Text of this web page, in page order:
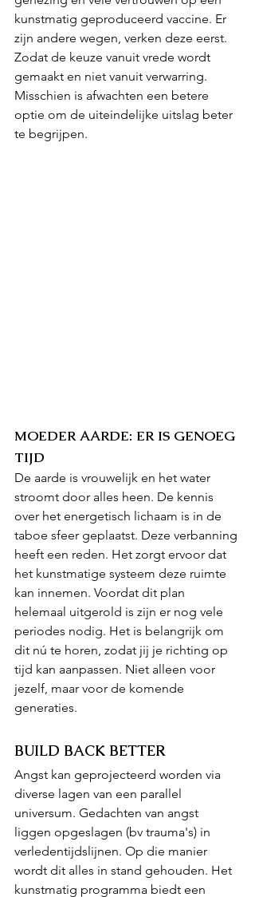
kunstmatig geproduceerd vaccine. Er
zijn andere wegen, verken deze eerst.
Zodat de keuze vanuit vrede wordt
gemaakt en niet vanuit verwarring.
Misschien is afwachten een betere
optie om de uiteindelijke uitslag beter
te begrijpen.
MOEDER AARDE: ER IS GENOEG
TIJD
De aarde is vrouwelijk en het water
stroomt door alles heen. De kennis
over het energetisch lichaam is in de
taboe sfeer geplaatst. Deze verbanning
heeft een reden. Het zorgt ervoor dat
het kunstmatige systeem deze ruimte
kan innemen. Voordat dit plan
helemaal uitgerold is zijn er nog vele
periodes nodig. Het is belangrijk om
dit nú te horen, zodat jij je richting op
tijd kan aanpassen. Niet alleen voor
jezelf, maar voor de komende
generaties.
BUILD BACK BETTER
Angst kan geprojecteerd worden via
diverse lagen van een parallel
universum. Gedachten van angst
liggen opgeslagen (bv trauma's) in
verledentijdslijnen. Op die manier
wordt dit alles in stand gehouden. Het
kunstmatig programma biedt een